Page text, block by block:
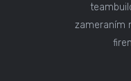
zameraním